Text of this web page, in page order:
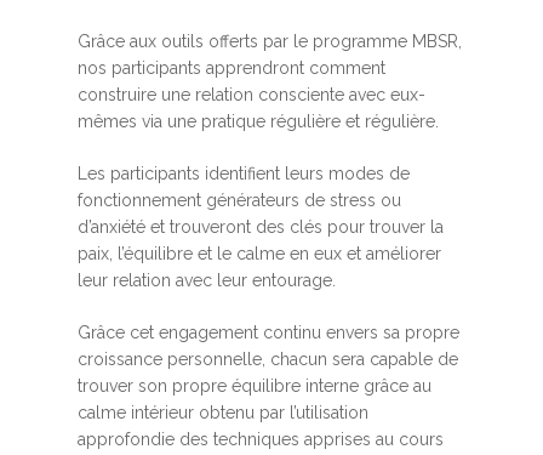
Grâce aux outils offerts par le programme MBSR,
nos participants apprendront comment
construire une relation consciente avec eux-
mêmes via une pratique régulière et régulière.
Les participants identifient leurs modes de
fonctionnement générateurs de stress ou
d’anxiété et trouveront des clés pour trouver la
paix, l’équilibre et le calme en eux et améliorer
leur relation avec leur entourage.
Grâce cet engagement continu envers sa propre
croissance personnelle, chacun sera capable de
trouver son propre équilibre interne grâce au
calme intérieur obtenu par l’utilisation
approfondie des techniques apprises au cours